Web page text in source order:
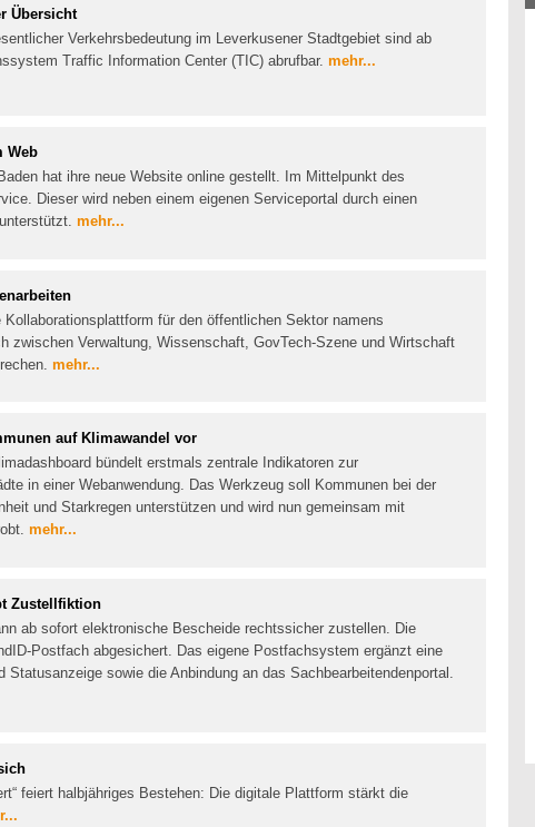
Übersicht
Verkehrsbedeutung im Leverkusener Stadtgebiet sind ab
Traffic Information Center (TIC) abrufbar. mehr...
Web
hat ihre neue Website online gestellt. Im Mittelpunkt des
Dieser wird neben einem eigenen Serviceportal durch einen
mehr...
für den öffentlichen Sektor namens
zwischen Verwaltung, Wissenschaft, GovTech-Szene und Wirtschaft
mehr...
auf Klimawandel vor
bündelt erstmals zentrale Indikatoren zur
in einer Webanwendung. Das Werkzeug soll Kommunen bei der
und Starkregen unterstützen und wird nun gemeinsam mit
mehr...
Zustellfiktion
ab sofort elektronische Bescheide rechtssicher zustellen. Die
Postfach abgesichert. Das eigene Postfachsystem ergänzt eine
Statusanzeige sowie die Anbindung an das Sachbearbeitendenportal.
feiert halbjähriges Bestehen: Die digitale Plattform stärkt die